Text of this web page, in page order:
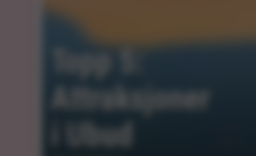
Topp 5:
Attraksjoner
i Ubud